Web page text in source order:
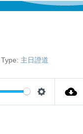
主日證道
Settings